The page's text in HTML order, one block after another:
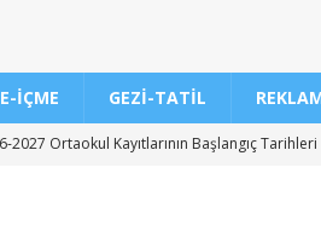
İÇME GEZI-TATIL
2027 Ortaokul Kayıtlarının Başlangıç
3. Dönem Sınav Sonuçları Açıklama Tarihi